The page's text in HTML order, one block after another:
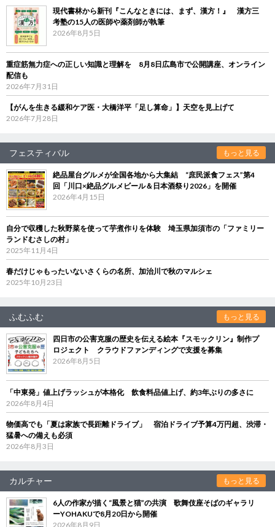
現代書林から新刊『こんなときには、まず、漢方！』 漢方三
考塾の15人の医師や薬剤師が執筆
2026年8月5日
重症筋無力症への正しい知識と理解を 8月8日広島市で公開講座、オンライン
配信も
2026年7月31日
【がんを生きる緩和ケア医・大橋洋平「足し算命」】天空を見上げて
2026年7月28日
フェスティバル もっと見る
絶品屋台グルメが全国各地から大集結 “庶民派食フェス”第4
回「川口×絶品グルメビール＆日本酒祭り2026」を開催
2026年4月15日
自分で収穫した秋野菜を使って芋煮作りを体験 埼玉県加須市の「ファミリー
ランドむさしの村」
2025年11月4日
春だけじゃもったいないさくらの名所、加治川で秋のマルシェ
2025年10月23日
ふむふむ もっと見る
四日市の公害克服の歴史を伝える絵本『スモックリン』制作プ
ロジェクト クラウドファンディングで支援を募集
2026年8月5日
「中東発」値上げラッシュが本格化 飲食料品値上げ、約3年ぶりの多さに
2026年8月4日
物価高でも「夏は家族で長距離ドライブ」 宿泊ドライブ予算4万円超、渋滞・
猛暑への備えも必須
2026年8月3日
カルチャー もっと見る
6人の作家が描く“風景と猫”の共演 歌舞伎座そばのギャラリ
ーYOHAKUで8月20日から開催
2026年8月9日